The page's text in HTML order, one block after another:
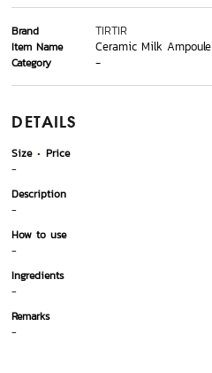
Brand TIRTIR
Item Name Ceramic Milk Ampoule
Category -
DETAILS
Size
Price
-
Description
-
How to use
-
Ingredients
-
Remarks
-